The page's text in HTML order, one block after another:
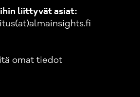
liittyvät asiat:
omat tiedot